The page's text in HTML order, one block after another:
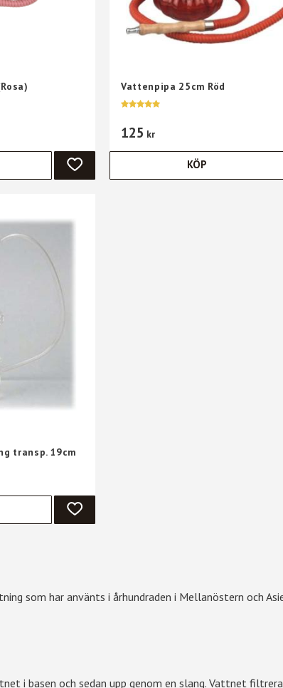
LÄGG TILL I FAVORITER
Vattenpipa 25cm Röd
125 kr
KÖP
transp. 19cm
LÄGG TILL I FAVORITER
som har använts i århundraden i Mellanöstern och
i basen och sedan upp genom en slang. Vattnet